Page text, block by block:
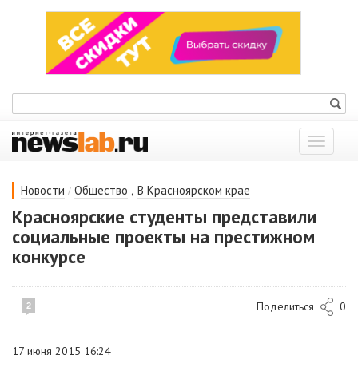
Показать
меню
Новости / Общество , В Красноярском крае
Красноярские студенты представили
социальные проекты на престижном
конкурсе
2 Поделиться 0
17 июня 2015 16:24